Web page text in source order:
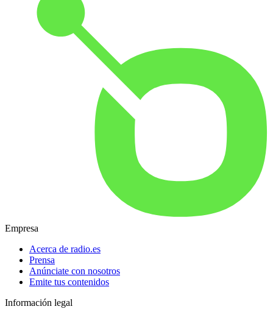
Empresa
Acerca de radio.es
Prensa
Anúnciate con nosotros
Emite tus contenidos
Información legal